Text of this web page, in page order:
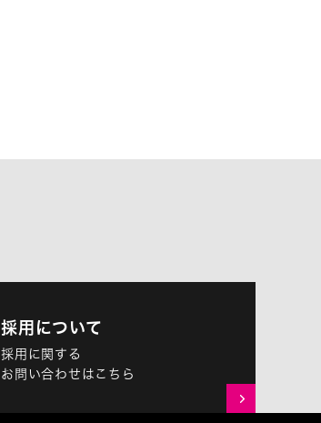
採用について
採用に関する
お問い合わせはこちら